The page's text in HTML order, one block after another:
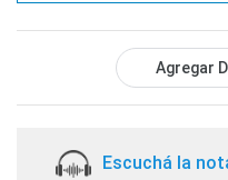
Agregar
Escuchá la